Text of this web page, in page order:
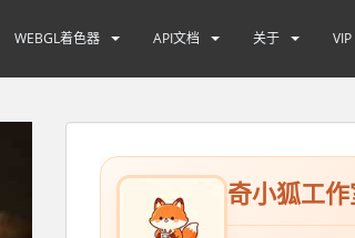
WEBGL着色器 API文档 关于 VIP
奇小狐工